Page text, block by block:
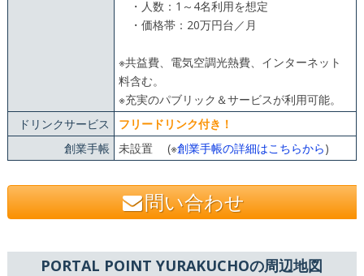
・人数：1～4名利用を想定
・価格帯：20万円台／月
※共益費、電気空調光熱費、インターネット
料含む。
※充実のパブリック＆サービスが利用可能。
ドリンクサービス
フリードリンク付き！
創業手帳 未設置 (※創業手帳の詳細はこちらから)
問い合わせ
PORTAL POINT YURAKUCHOの周辺地図